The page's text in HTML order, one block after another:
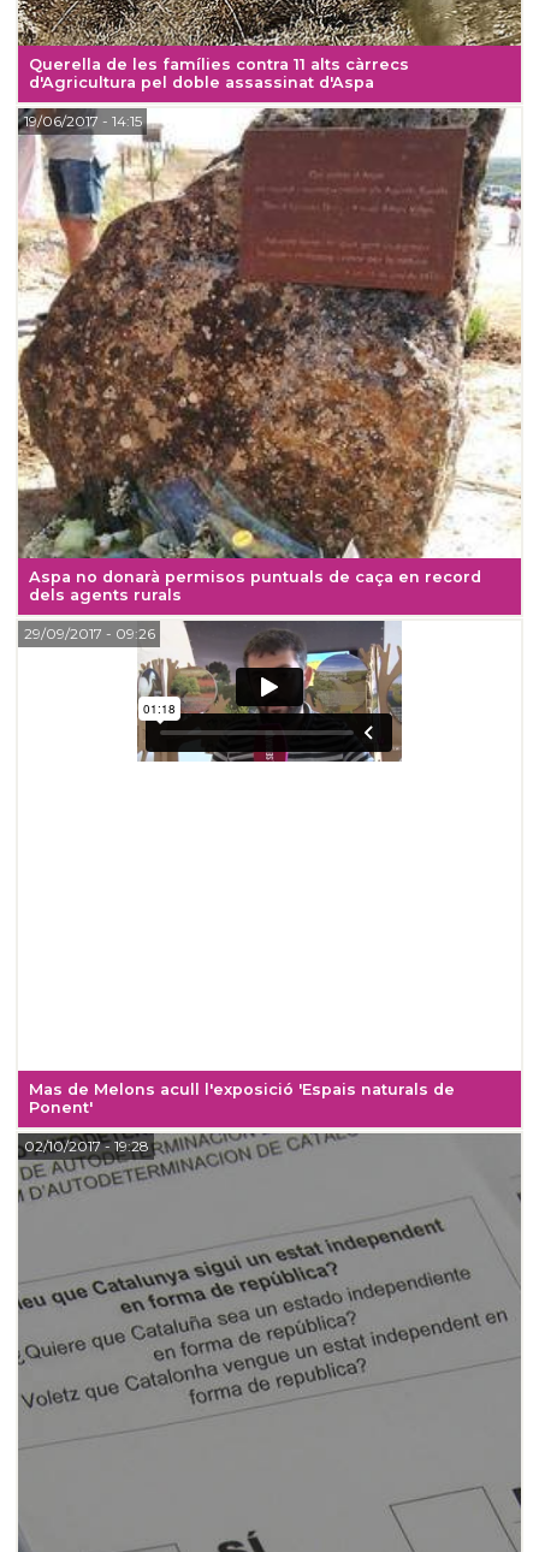
Querella de les famílies contra 11 alts càrrecs
d'Agricultura pel doble assassinat d'Aspa
Aspa no donarà permisos puntuals de caça en record
dels agents rurals
19/06/2017 - 14:15
Mas de Melons acull l'exposició 'Espais naturals de
Ponent'
29/09/2017 - 09:26
02/10/2017- 19:28